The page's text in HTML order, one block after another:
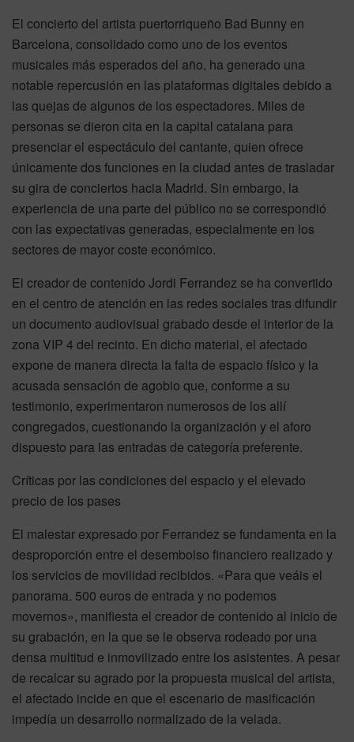
El concierto del artista puertorriqueño Bad Bunny en
Barcelona, consolidado como uno de los eventos
musicales más esperados del año, ha generado una
notable repercusión en las plataformas digitales debido a
las quejas de algunos de los espectadores. Miles de
personas se dieron cita en la capital catalana para
presenciar el espectáculo del cantante, quien ofrece
únicamente dos funciones en la ciudad antes de trasladar
su gira de conciertos hacia Madrid. Sin embargo, la
experiencia de una parte del público no se correspondió
con las expectativas generadas, especialmente en los
sectores de mayor coste económico.
El creador de contenido Jordi Ferrandez se ha convertido
en el centro de atención en las redes sociales tras difundir
un documento audiovisual grabado desde el interior de la
zona VIP 4 del recinto. En dicho material, el afectado
expone de manera directa la falta de espacio físico y la
acusada sensación de agobio que, conforme a su
testimonio, experimentaron numerosos de los allí
congregados, cuestionando la organización y el aforo
dispuesto para las entradas de categoría preferente.
Críticas por las condiciones del espacio y el elevado
precio de los pases
El malestar expresado por Ferrandez se fundamenta en la
desproporción entre el desembolso financiero realizado y
los servicios de movilidad recibidos. «Para que veáis el
panorama. 500 euros de entrada y no podemos
movernos», manifiesta el creador de contenido al inicio de
su grabación, en la que se le observa rodeado por una
densa multitud e inmovilizado entre los asistentes. A pesar
de recalcar su agrado por la propuesta musical del artista,
el afectado incide en que el escenario de masificación
impedía un desarrollo normalizado de la velada.